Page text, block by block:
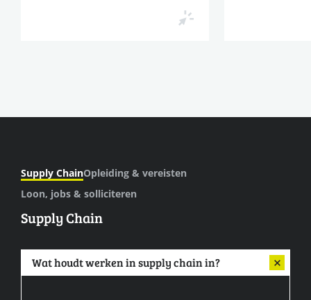
Supply ChainOpleiding & vereisten
Loon, jobs & solliciteren
Supply Chain
Wat houdt werken in supply chain in?